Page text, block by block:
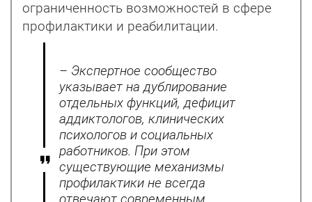
ограниченность возможностей в сфере
профилактики и реабилитации.
– Экспертное сообщество
указывает на дублирование
отдельных функций, дефицит
аддиктологов, клинических
психологов и социальных
работников. При этом
существующие механизмы
профилактики не всегда